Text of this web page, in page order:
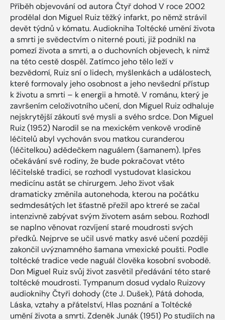
Příběh objevování od autora Čtyř dohod V roce 2002
prodělal don Miguel Ruiz těžký infarkt, po němž strávil
devět týdnů v kómatu. Audiokniha Toltécké umění života
a smrti je svědectvím o niterné pouti, již podnikl na
pomezí života a smrti, a o duchovních objevech, k nimž
na této cestě dospěl. Zatímco jeho tělo leží v
bezvědomí, Ruiz sní o lidech, myšlenkách a událostech,
které formovaly jeho osobnost a jeho nevšední přístup
k životu a smrti – k energii a hmotě. V románu, který je
završením celoživotního učení, don Miguel Ruiz odhaluje
nejskrytější zákoutí své mysli a svého srdce. Don Miguel
Ruiz (1952) Narodil se na mexickém venkově vrodině
léčitelů abyl vychován svou matkou curanderou
(léčitelkou) adědečkem naguálem (šamanem). Ipřes
očekávání své rodiny, že bude pokračovat vtéto
léčitelské tradici, se rozhodl vystudovat klasickou
medicínu astát se chirurgem. Jeho život však
dramaticky změnila autonehoda, kterou na počátku
sedmdesátých let šťastně přežil apo ktreré se začal
intenzivně zabývat svým životem asám sebou. Rozhodl
se naplno věnovat rozvíjení staré moudrosti svých
předků. Nejprve se učil usvé matky asvé učení později
zakončil uvýznamného šamana vmexické poušti. Podle
toltécké tradice vede naguál člověka kosobní svobodě.
Don Miguel Ruiz svůj život zasvětil předávání této staré
toltécké moudrosti. Tympanum dosud vydalo Ruizovy
audioknihy Čtyři dohody (čte J. Dušek), Pátá dohoda,
Láska, vztahy a přátelství, Hlas poznání a Toltécké
umění života a smrti. Zdeněk Junák (1951) Po studiích na